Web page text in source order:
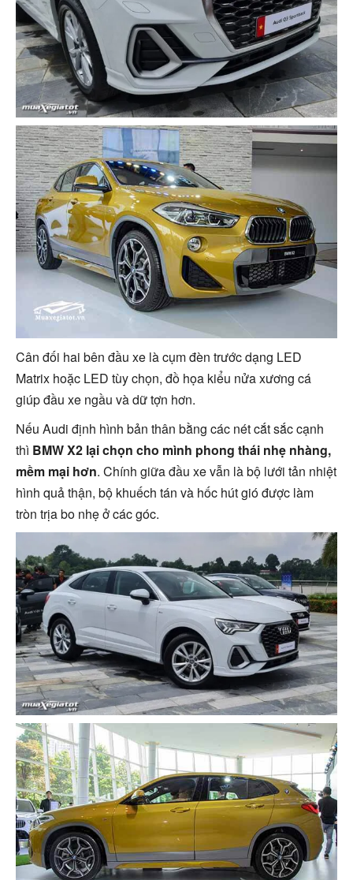
Cân đối hai bên đầu xe là cụm đèn trước dạng LED
Matrix hoặc LED tùy chọn, đồ họa kiểu nửa xương cá
giúp đầu xe ngầu và dữ tợn hơn.
Nếu Audi định hình bản thân bằng các nét cắt sắc cạnh
thì BMW X2 lại chọn cho mình phong thái nhẹ nhàng,
mềm mại hơn. Chính giữa đầu xe vẫn là bộ lưới tản nhiệt
hình quả thận, bộ khuếch tán và hốc hút gió được làm
tròn trịa bo nhẹ ở các góc.